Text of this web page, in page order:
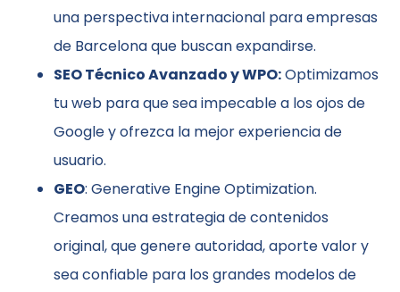
una perspectiva internacional para empresas
de Barcelona que buscan expandirse.
SEO Técnico Avanzado y WPO:Optimizamos
tu web para que sea impecable a los ojos de
Google y ofrezca la mejor experiencia de
usuario.
GEO: Generative Engine Optimization.
Creamos una estrategia de contenidos
original, que genere autoridad, aporte valor y
sea confiable para los grandes modelos de